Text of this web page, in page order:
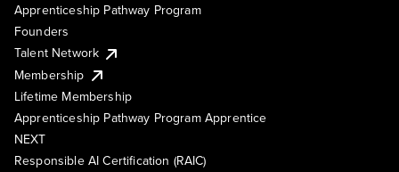
Apprenticeship Pathway Program
Founders
Talent Network
Membership
Lifetime Membership
Apprenticeship Pathway Program Apprentice
NEXT
Responsible AI Certification (RAIC)